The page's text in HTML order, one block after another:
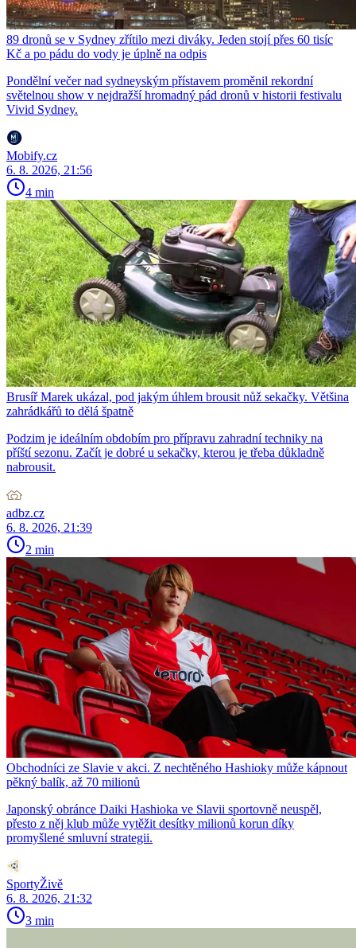
89 dronů se v Sydney zřítilo mezi diváky. Jeden stojí přes 60 tisíc
Kč a po pádu do vody je úplně na odpis
Pondělní večer nad sydneyským přístavem proměnil rekordní
světelnou show v nejdražší hromadný pád dronů v historii festivalu
Vivid Sydney.
Mobify.cz
6. 8. 2026, 21:56
4 min
Brusíř Marek ukázal, pod jakým úhlem brousit nůž sekačky. Většina
zahrádkářů to dělá špatně
Podzim je ideálním obdobím pro přípravu zahradní techniky na
příští sezonu. Začít je dobré u sekačky, kterou je třeba důkladně
nabrousit.
adbz.cz
6. 8. 2026, 21:39
2 min
Obchodníci ze Slavie v akci. Z nechtěného Hashioky může kápnout
pěkný balík, až 70 milionů
Japonský obránce Daiki Hashioka ve Slavii sportovně neuspěl,
přesto z něj klub může vytěžit desítky milionů korun díky
promyšlené smluvní strategii.
SportyŽivě
6. 8. 2026, 21:32
3 min